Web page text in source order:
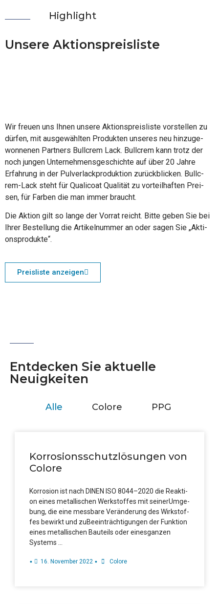
High­light
Unse­re Aktionspreisliste
Wir freu­en uns Ihnen unse­re Akti­ons­preis­lis­te vor­stel­len zu
dür­fen, mit aus­ge­wähl­ten Pro­duk­ten unse­res neu hin­zu­ge­
won­ne­nen Part­ners Bull­c­rem Lack. Bull­c­rem kann trotz der
noch jun­gen Unter­neh­mens­ge­schich­te auf über 20 Jah­re
Erfah­rung in der Pul­ver­lack­pro­duk­ti­on zurück­bli­cken. Bull­c­
rem-Lack steht für Qua­li­coat Qua­li­tät zu vor­teil­haf­ten Prei­
sen, für Far­ben die man immer braucht.
Die Akti­on gilt so lan­ge der Vor­rat reicht. Bit­te geben Sie bei
Ihrer Bestel­lung die Arti­kel­num­mer an oder sagen Sie „Akti­
ons­pro­duk­te“.
Preis­lis­te anzeigen
Ent­de­cken Sie aktu­el­le
Neuigkeiten
Alle Colore PPG
Kor­ro­si­ons­schutz­lö­sun­gen von
Colore
Kor­ro­si­on ist nach DINEN ISO 8044–2020 die Reak­ti­
on eines metal­li­schen Werk­stof­fes mit sei­nerUmge­
bung, die eine mess­ba­re Ver­än­de­rung des Wirk­stof­
fes bewirkt und zuBeein­träch­ti­gun­gen der Funk­ti­on
eines metal­li­schen Bau­teils oder einesgan­zen
Systems …
• 16. Novem­ber 2022 • Colo­re